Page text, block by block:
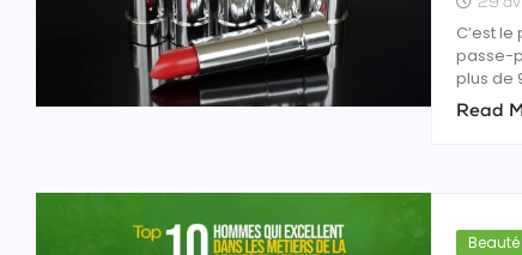
29
C’est
passe-
plus de
Read
Beauté